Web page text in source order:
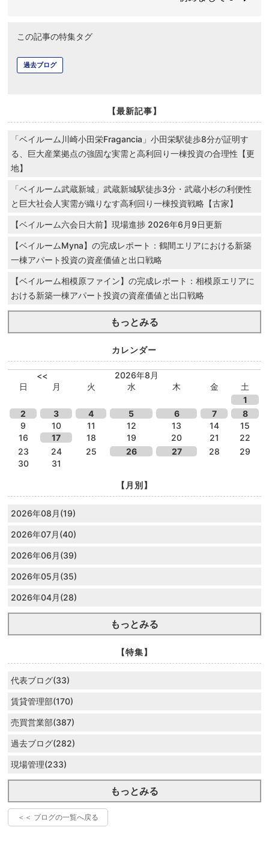
この記事の特集タグ
過去ブログ
【最新記事】
「ベイルーム川崎小田栄Fragancia」小田栄駅徒歩8分が証明す
る、巨大産業拠点の強固な実需と高利回り一棟投資の合理性【更
地】
「ベイルーム武蔵新城」武蔵新城駅徒歩3分・武蔵小杉の利便性
と巨大社会人実需が織りなす高利回り一棟投資戦略【古家】
【ベイルーム六会日大前】現場進捗 2026年6月9日更新
【ベイルームMyna】の完成レポート：鶴間エリアにおける新築
一棟アパート投資の資産価値と出口戦略
【ベイルーム相模原ファイン】の完成レポート：相模原エリアに
おける新築一棟アパート投資の資産価値と出口戦略
もっとみる
カレンダー
<<
2026年8月
日
月 火 水 木 金
土
1
2
3 4 5 6 7
8
9
10 11 12 13 14
15
16
17 18 19 20 21
22
23
24 25 26 27 28
29
30
31
【月別】
2026年08月(19)
2026年07月(40)
2026年06月(39)
2026年05月(35)
2026年04月(28)
もっとみる
【特集】
代表ブログ(33)
賃貸管理部(170)
売買営業部(387)
過去ブログ(282)
現場管理(233)
もっとみる
＜＜ ブログの一覧へ戻る